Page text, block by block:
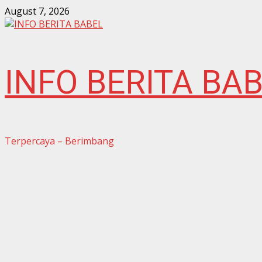
Skip
to
August 7, 2026
INFO BERITA
Terpercaya – Berimbang